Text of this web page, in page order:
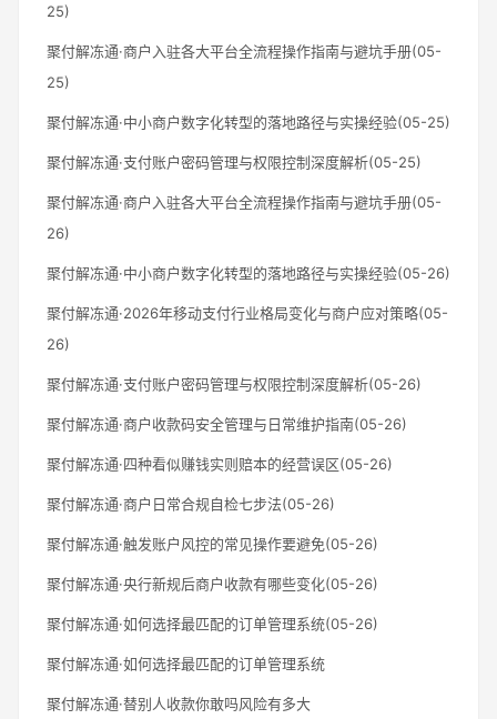
25)
聚付解冻通·商户入驻各大平台全流程操作指南与避坑手册(05-
25)
聚付解冻通·中小商户数字化转型的落地路径与实操经验(05-25)
聚付解冻通·支付账户密码管理与权限控制深度解析(05-25)
聚付解冻通·商户入驻各大平台全流程操作指南与避坑手册(05-
26)
聚付解冻通·中小商户数字化转型的落地路径与实操经验(05-26)
聚付解冻通·2026年移动支付行业格局变化与商户应对策略(05-
26)
聚付解冻通·支付账户密码管理与权限控制深度解析(05-26)
聚付解冻通·商户收款码安全管理与日常维护指南(05-26)
聚付解冻通·四种看似赚钱实则赔本的经营误区(05-26)
聚付解冻通·商户日常合规自检七步法(05-26)
聚付解冻通·触发账户风控的常见操作要避免(05-26)
聚付解冻通·央行新规后商户收款有哪些变化(05-26)
聚付解冻通·如何选择最匹配的订单管理系统(05-26)
聚付解冻通·如何选择最匹配的订单管理系统
聚付解冻通·替别人收款你敢吗风险有多大